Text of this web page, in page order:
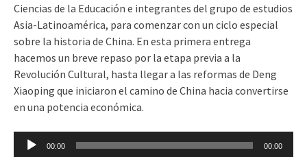
Ciencias de la Educación e integrantes del grupo de estudios
Asia-Latinoamérica, para comenzar con un ciclo especial
sobre la historia de China. En esta primera entrega
hacemos un breve repaso por la etapa previa a la
Revolución Cultural, hasta llegar a las reformas de Deng
Xiaoping que iniciaron el camino de China hacia convertirse
en una potencia económica.
Reproductor
00:00 00:00